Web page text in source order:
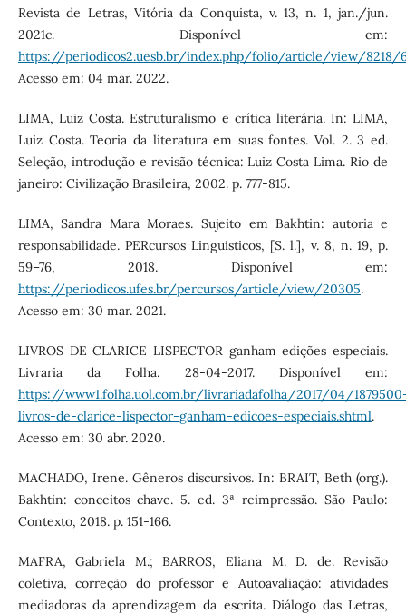
Revista de Letras, Vitória da Conquista, v. 13, n. 1, jan./jun.
2021c. Disponível em:
https://periodicos2.uesb.br/index.php/folio/article/view/8218/
Acesso em: 04 mar. 2022.
LIMA, Luiz Costa. Estruturalismo e crítica literária. In: LIMA,
Luiz Costa. Teoria da literatura em suas fontes. Vol. 2. 3 ed.
Seleção, introdução e revisão técnica: Luiz Costa Lima. Rio de
janeiro: Civilização Brasileira, 2002. p. 777-815.
LIMA, Sandra Mara Moraes. Sujeito em Bakhtin: autoria e
responsabilidade. PERcursos Linguísticos, [S. l.], v. 8, n. 19, p.
59–76, 2018. Disponível em:
https://periodicos.ufes.br/percursos/article/view/20305.
Acesso em: 30 mar. 2021.
LIVROS DE CLARICE LISPECTOR ganham edições especiais.
Livraria da Folha. 28-04-2017. Disponível em:
https://www1.folha.uol.com.br/livrariadafolha/2017/04/
livros-de-clarice-lispector-ganham-edicoes-especiais.shtml.
Acesso em: 30 abr. 2020.
MACHADO, Irene. Gêneros discursivos. In: BRAIT, Beth (org.).
Bakhtin: conceitos-chave. 5. ed. 3ª reimpressão. São Paulo:
Contexto, 2018. p. 151-166.
MAFRA, Gabriela M.; BARROS, Eliana M. D. de. Revisão
coletiva, correção do professor e Autoavaliação: atividades
mediadoras da aprendizagem da escrita. Diálogo das Letras,